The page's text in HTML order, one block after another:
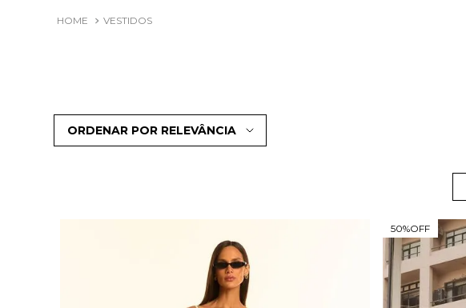
VESTIDOS
ORDENAR POR RELEVÂNCIA
50%OFF